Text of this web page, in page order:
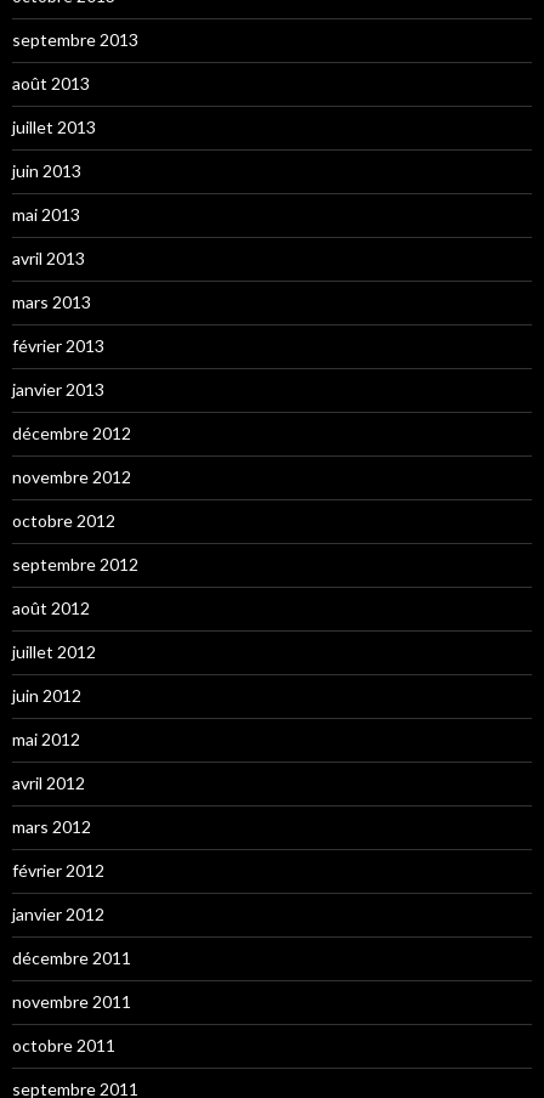
septembre 2013
août 2013
juillet 2013
juin 2013
mai 2013
avril 2013
mars 2013
février 2013
janvier 2013
décembre 2012
novembre 2012
octobre 2012
septembre 2012
août 2012
juillet 2012
juin 2012
mai 2012
avril 2012
mars 2012
février 2012
janvier 2012
décembre 2011
novembre 2011
octobre 2011
septembre 2011